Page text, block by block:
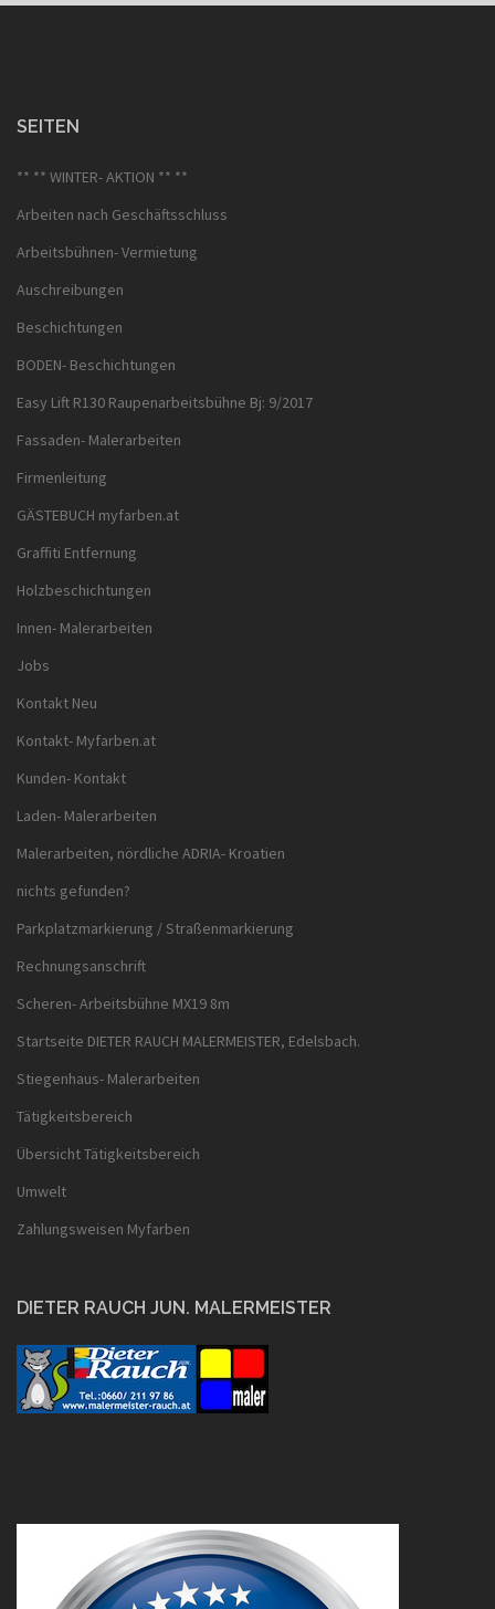
SEITEN
** ** WINTER- AKTION ** **
Arbeiten nach Geschäftsschluss
Arbeitsbühnen- Vermietung
Auschreibungen
Beschichtungen
BODEN- Beschichtungen
Easy Lift R130 Raupenarbeitsbühne Bj: 9/2017
Fassaden- Malerarbeiten
Firmenleitung
GÄSTEBUCH myfarben.at
Graffiti Entfernung
Holzbeschichtungen
Innen- Malerarbeiten
Jobs
Kontakt Neu
Kontakt- Myfarben.at
Kunden- Kontakt
Laden- Malerarbeiten
Malerarbeiten, nördliche ADRIA- Kroatien
nichts gefunden?
Parkplatzmarkierung / Straßenmarkierung
Rechnungsanschrift
Scheren- Arbeitsbühne MX19 8m
Startseite DIETER RAUCH MALERMEISTER, Edelsbach.
Stiegenhaus- Malerarbeiten
Tätigkeitsbereich
Übersicht Tätigkeitsbereich
Umwelt
Zahlungsweisen Myfarben
DIETER RAUCH JUN. MALERMEISTER